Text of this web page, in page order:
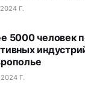
Г.
5000 человек
Г.